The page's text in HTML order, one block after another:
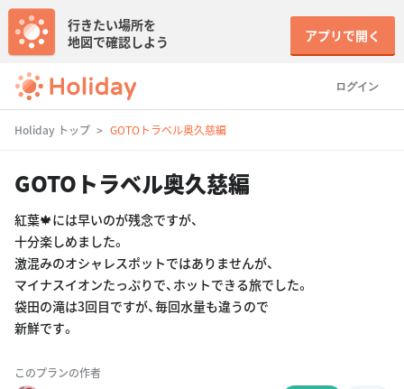
ログイン
行きたい場所を
地図で確認しよう
アプリで開く
Holiday トップ GOTOトラベル奥久慈編
GOTOトラベル奥久慈編
紅葉🍁には早いのが残念ですが、
十分楽しめました。
激混みのオシャレスポットではありませんが、
マイナスイオンたっぷりで、ホットできる旅でした。
袋田の滝は3回目ですが、毎回水量も違うので
新鮮です。
このプランの作者